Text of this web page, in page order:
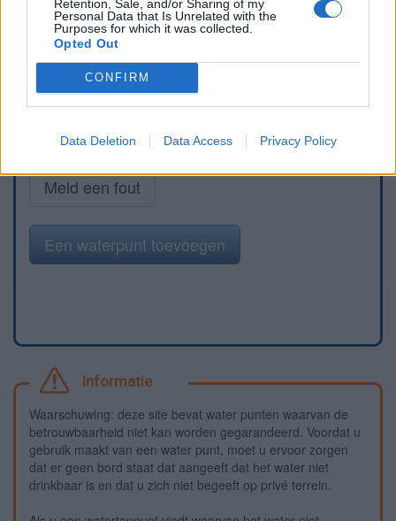
Retention, Sale, and/or Sharing of my
Personal Data that Is Unrelated with the
Purposes for which it was collected.
Opted Out
CONFIRM
Data Deletion Data Access Privacy Policy
Meld een fout
Een waterpunt toevoegen
Informatie
Waarschuwing: deze site bevat water punten waarvan de
betrouwbaarheid niet kan worden gegarandeerd. Voordat u
gebruik maakt van een water punt, moet u ervoor zorgen
dat er geen bord staat dat aangeeft dat het water niet
drinkbaar is en dat u zich niet begeeft op privé terrein.